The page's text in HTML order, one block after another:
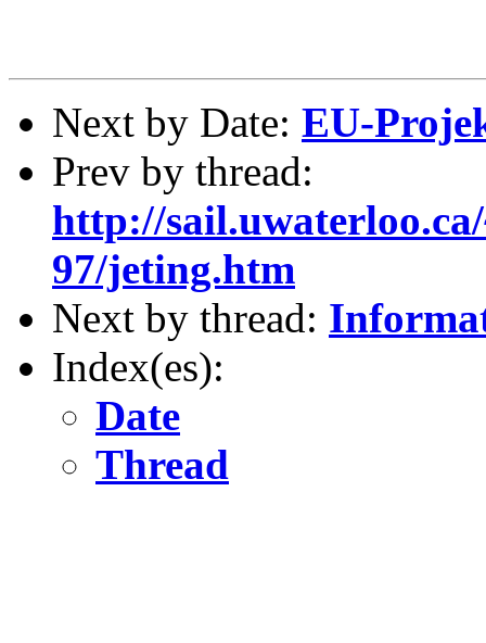
Next by Date: EU-
Prev by thread:
http://
97/jeting.htm
Next by thread:
Index(es):
Date
Thread